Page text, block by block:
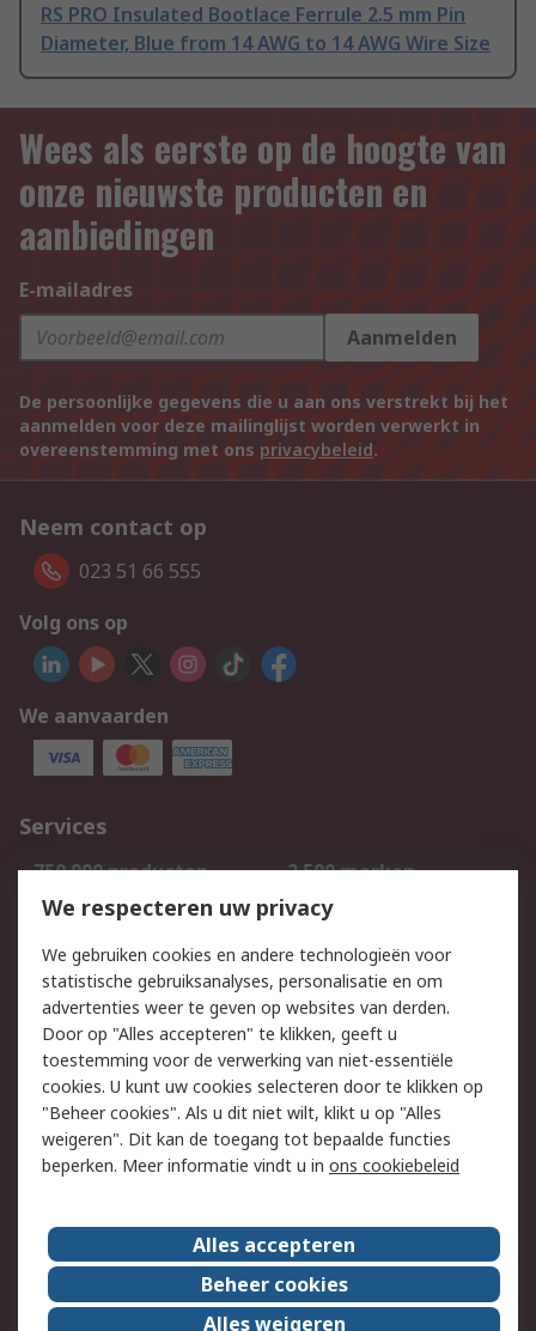
RS PRO Insulated Bootlace Ferrule 2.5 mm Pin
Diameter, Blue from 14 AWG to 14 AWG Wire Size
Wees als eerste op de hoogte van
onze nieuwste producten en
aanbiedingen
E-mailadres
Aanmelden
De persoonlijke gegevens die u aan ons verstrekt bij het
aanmelden voor deze mailinglijst worden verwerkt in
overeenstemming met ons privacybeleid.
Neem contact op
023 51 66 555
Volg ons op
We aanvaarden
Services
750.000 producten
2.500 merken
Bestellen
Inkoopoplossingen
Track & Trace
Wettelijk
Cookiebeleid
Email veiligheid
Privacybeleid
Websitevoorwaarden
Algemene
verkoopvoorwaarden
Over RS
RS Group
Over ons
RS wereldwijd
Werken bij RS
We respecteren uw privacy
We gebruiken cookies en andere technologieën voor
statistische gebruiksanalyses, personalisatie en om
advertenties weer te geven op websites van derden.
Door op "Alles accepteren" te klikken, geeft u
toestemming voor de verwerking van niet-essentiële
cookies. U kunt uw cookies selecteren door te klikken op
"Beheer cookies". Als u dit niet wilt, klikt u op "Alles
weigeren". Dit kan de toegang tot bepaalde functies
beperken. Meer informatie vindt u in ons cookiebeleid
Alles accepteren
Beheer cookies
Alles weigeren